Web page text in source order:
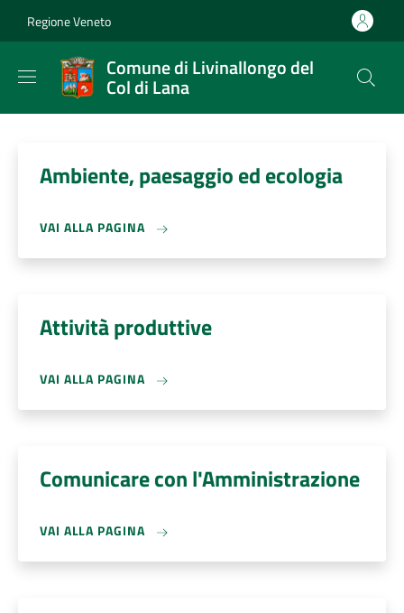
Regione Veneto
Comune di Livinallongo del
Col di Lana
Ambiente, paesaggio ed ecologia
VAI ALLA PAGINA
Attività produttive
VAI ALLA PAGINA
Comunicare con l'Amministrazione
VAI ALLA PAGINA